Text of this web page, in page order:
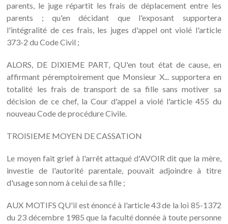
parents, le juge répartit les frais de déplacement entre les
parents ; qu'en décidant que l'exposant supportera
l'intégralité de ces frais, les juges d'appel ont violé l'article
373-2 du Code Civil ;
ALORS, DE DIXIEME PART, QU'en tout état de cause, en
affirmant péremptoirement que Monsieur X... supportera en
totalité les frais de transport de sa fille sans motiver sa
décision de ce chef, la Cour d'appel a violé l'article 455 du
nouveau Code de procédure Civile.
TROISIEME MOYEN DE CASSATION
Le moyen fait grief à l'arrêt attaqué d'AVOIR dit que la mère,
investie de l'autorité parentale, pouvait adjoindre à titre
d'usage son nom à celui de sa fille ;
AUX MOTIFS QU'il est énoncé à l'article 43 de la loi 85-1372
du 23 décembre 1985 que la faculté donnée à toute personne